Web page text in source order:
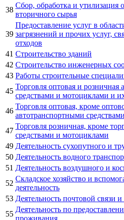
38
Сбор, обработка и утилизация
вторичного сырья
39
Предоставление услуг в
загрязнений и прочих услуг,
отходов
41 Строительство зданий
42 Строительство инженерных
43 Работы строительные
45
Торговля оптовая и розничная
средствами и мотоциклами и
46
Торговля оптовая, кроме
автотранспортными
47
Торговля розничная, кроме
средствами и мотоциклами
49 Деятельность сухопутного и
50 Деятельность водного
51 Деятельность воздушного и
52
Складское хозяйство и
деятельность
53 Деятельность почтовой связи и
55
Деятельность по
проживания